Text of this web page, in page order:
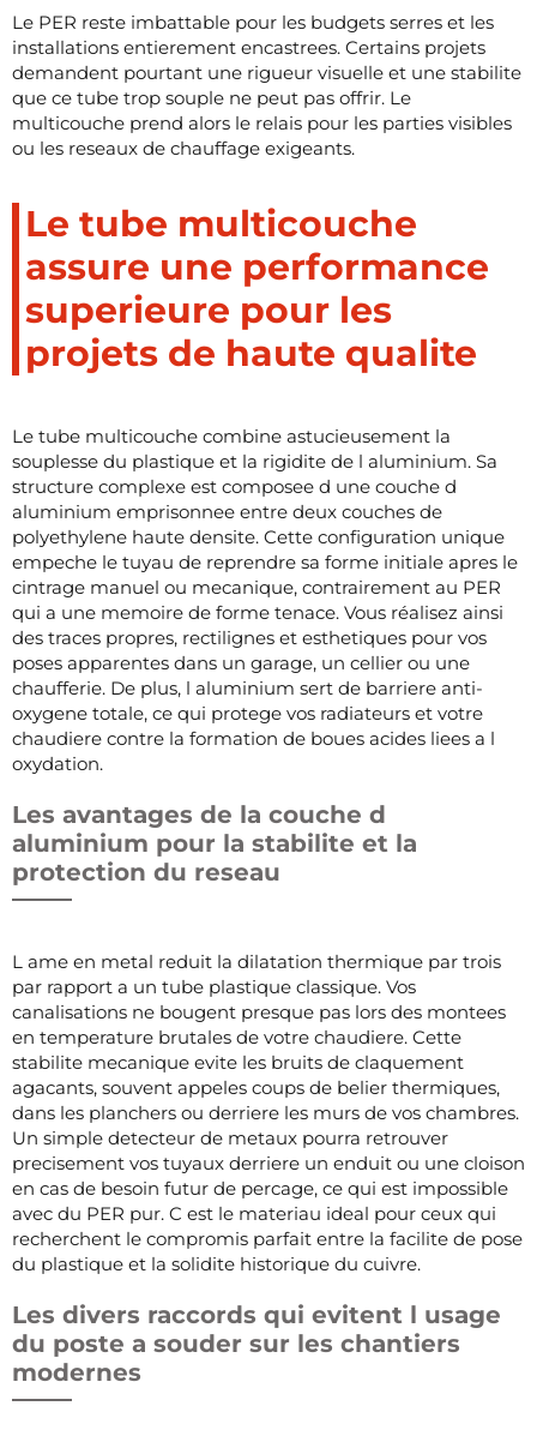
Le PER reste imbattable pour les budgets serres et les
installations entierement encastrees. Certains projets
demandent pourtant une rigueur visuelle et une stabilite
que ce tube trop souple ne peut pas offrir. Le
multicouche prend alors le relais pour les parties visibles
ou les reseaux de chauffage exigeants.
Le tube multicouche
assure une performance
superieure pour les
projets de haute qualite
Le tube multicouche combine astucieusement la
souplesse du plastique et la rigidite de l aluminium. Sa
structure complexe est composee d une couche d
aluminium emprisonnee entre deux couches de
polyethylene haute densite. Cette configuration unique
empeche le tuyau de reprendre sa forme initiale apres le
cintrage manuel ou mecanique, contrairement au PER
qui a une memoire de forme tenace. Vous réalisez ainsi
des traces propres, rectilignes et esthetiques pour vos
poses apparentes dans un garage, un cellier ou une
chaufferie. De plus, l aluminium sert de barriere anti-
oxygene totale, ce qui protege vos radiateurs et votre
chaudiere contre la formation de boues acides liees a l
oxydation.
Les avantages de la couche d
aluminium pour la stabilite et la
protection du reseau
L ame en metal reduit la dilatation thermique par trois
par rapport a un tube plastique classique. Vos
canalisations ne bougent presque pas lors des montees
en temperature brutales de votre chaudiere. Cette
stabilite mecanique evite les bruits de claquement
agacants, souvent appeles coups de belier thermiques,
dans les planchers ou derriere les murs de vos chambres.
Un simple detecteur de metaux pourra retrouver
precisement vos tuyaux derriere un enduit ou une cloison
en cas de besoin futur de percage, ce qui est impossible
avec du PER pur. C est le materiau ideal pour ceux qui
recherchent le compromis parfait entre la facilite de pose
du plastique et la solidite historique du cuivre.
Les divers raccords qui evitent l usage
du poste a souder sur les chantiers
modernes